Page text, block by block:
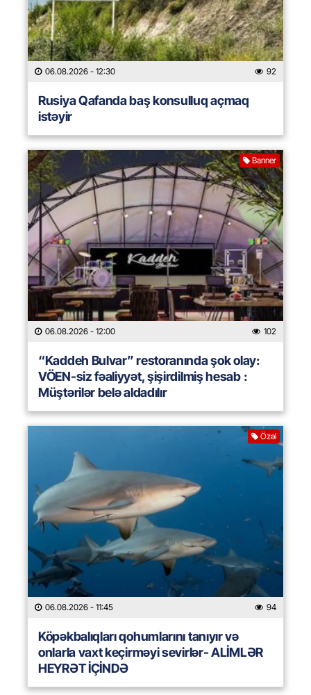
06.08.2026 - 12:30 92
Rusiya Qafanda baş konsulluq açmaq
istəyir
Banner
06.08.2026 - 12:00 102
“Kaddeh Bulvar” restoranında şok olay:
VÖEN-siz fəaliyyət, şişirdilmiş hesab :
Müştərilər belə aldadılır
Özəl
06.08.2026 - 11:45 94
Köpəkbalıqları qohumlarını tanıyır və
onlarla vaxt keçirməyi sevirlər- ALİMLƏR
HEYRƏT İÇİNDƏ